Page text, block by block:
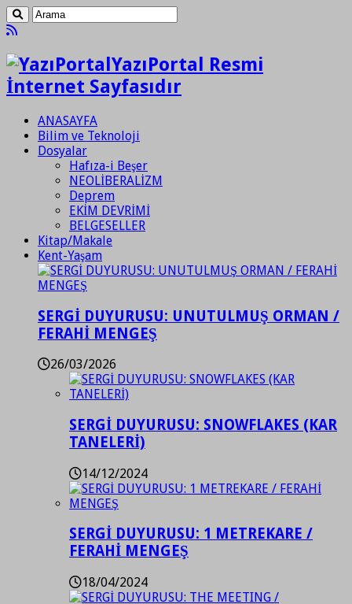
YazıPortal Resmi
İnternet Sayfasıdır
ANASAYFA
Bilim ve Teknoloji
Dosyalar
Hafıza-i Beşer
NEOLİBERALİZM
Deprem
EKİM DEVRİMİ
BELGESELLER
Kitap/Makale
Kent-Yaşam
SERGİ DUYURUSU: UNUTULMUŞ ORMAN /
FERAHİ MENGEŞ
26/03/2026
SERGİ DUYURUSU: SNOWFLAKES (KAR
TANELERİ)
14/12/2024
SERGİ DUYURUSU: 1 METREKARE /
FERAHİ MENGEŞ
18/04/2024